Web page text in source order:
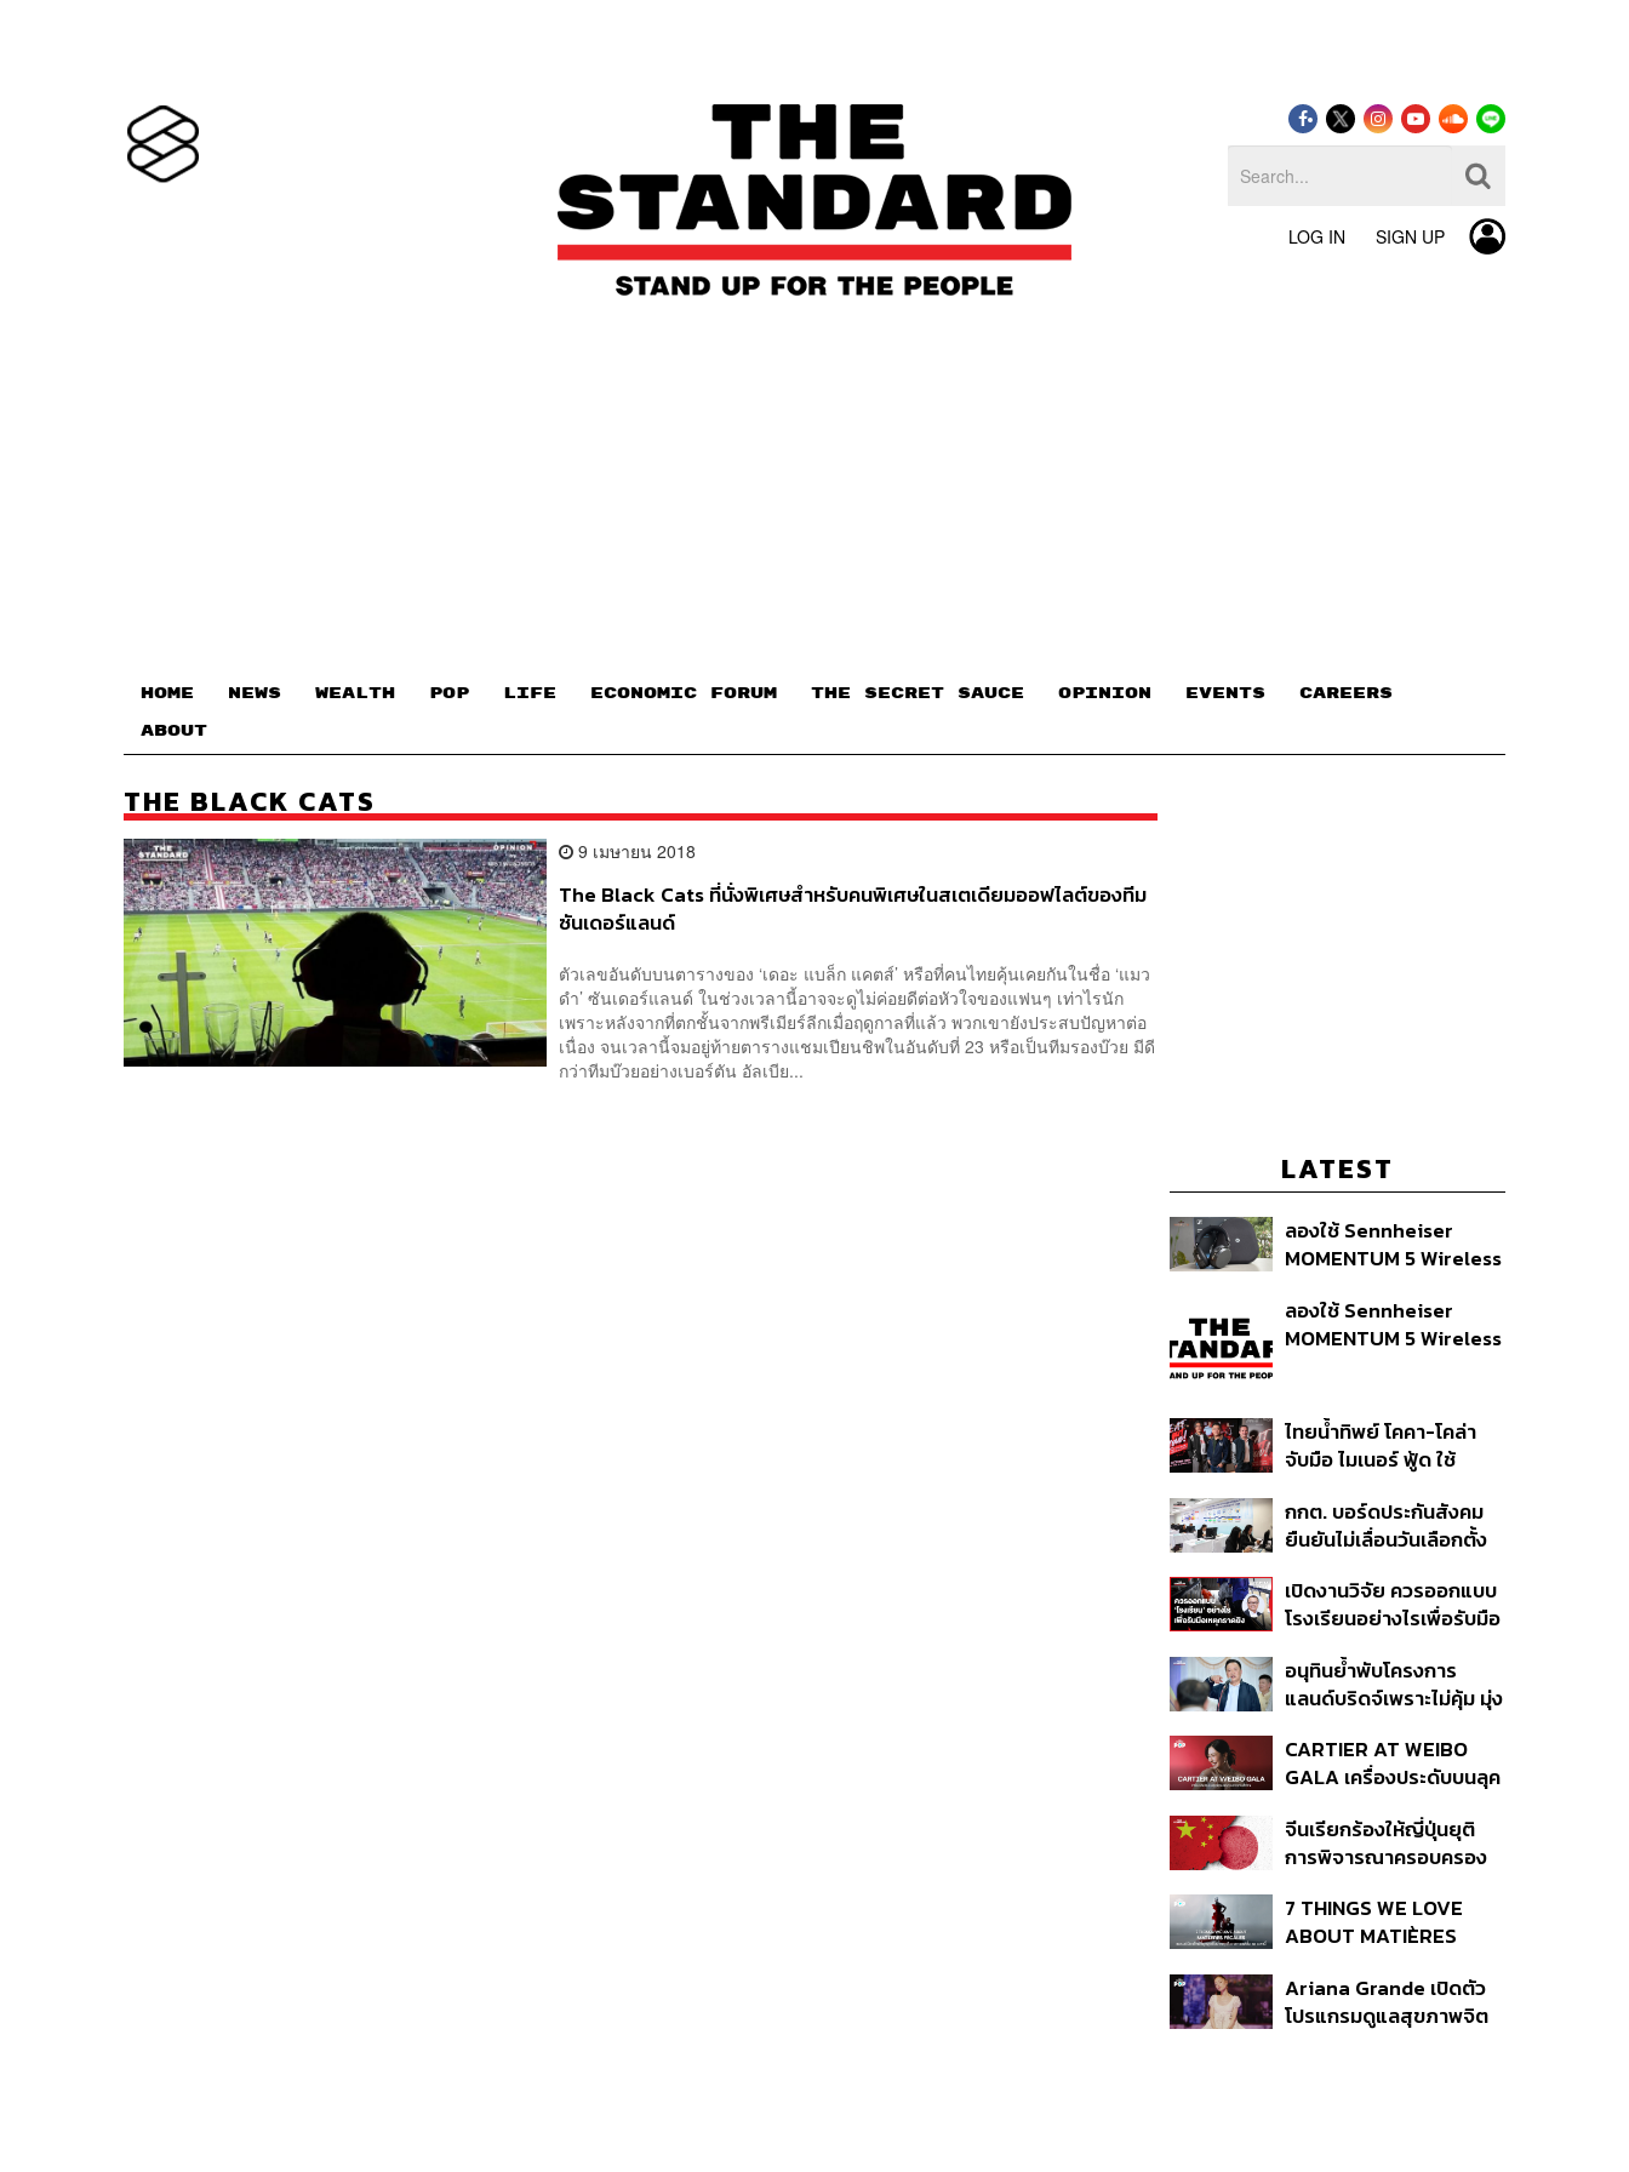
LOG IN SIGN UP
HOME NEWS WEALTH POP LIFE ECONOMIC FORUM THE SECRET SAUCE​ OPINION EVENTS CAREERS
ABOUT
THE BLACK CATS
9 เมษายน 2018
The Black Cats ที่นั่งพิเศษสำหรับคนพิเศษในสเตเดียมออฟไลต์ของทีม
ซันเดอร์แลนด์
ตัวเลขอันดับบนตารางของ ‘เดอะ แบล็ก แคตส์’ หรือที่คนไทยคุ้นเคยกันในชื่อ ‘แมว
ดำ’ ซันเดอร์แลนด์ ในช่วงเวลานี้อาจจะดูไม่ค่อยดีต่อหัวใจของแฟนๆ เท่าไรนัก
เพราะหลังจากที่ตกชั้นจากพรีเมียร์ลีกเมื่อฤดูกาลที่แล้ว พวกเขายังประสบปัญหาต่อ
เนื่อง จนเวลานี้จมอยู่ท้ายตารางแชมเปียนชิพในอันดับที่ 23 หรือเป็นทีมรองบ๊วย มีดี
กว่าทีมบ๊วยอย่างเบอร์ตัน อัลเบีย...
LATEST
ลองใช้ Sennheiser
MOMENTUM 5 Wireless
ถอดเปลี่ยนแบตเองได้
ก่อนกฎ EU บังคับปีหน้า
ลองใช้ Sennheiser
MOMENTUM 5 Wireless
ก่อนกฎ EU บังคับปีหน้า
ไทยน้ำทิพย์ โคคา-โคล่า
จับมือ ไมเนอร์ ฟู้ด ใช้
พัน Music Marketing ใน
ปีที่ธุรกิจร้านอาหารโต
กกต. บอร์ดประกันสังคม
ยืนยันไม่เลื่อนวันเลือกตั้ง
ตามคำสั่งทุเลาของศาล
เปิดงานวิจัย ควรออกแบบ
โรงเรียนอย่างไรเพื่อรับมือ
อนุทินย้ำพับโครงการ
แลนด์บริดจ์เพราะไม่คุ้ม มุ่ง
รองรับอ่าวไทย-อันดามัน
CARTIER AT WEIBO
GALA เครื่องประดับบนลุค
สำคัญ
จีนเรียกร้องให้ญี่ปุ่นยุติ
การพิจารณาครอบครอง
7 THINGS WE LOVE
ABOUT MATIÈRES
Ariana Grande เปิดตัว
โปรแกรมดูแลสุขภาพจิต